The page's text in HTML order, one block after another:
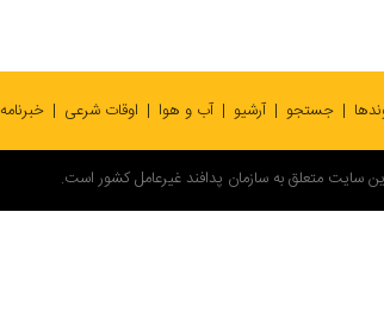
جستجو آرشیو آب و هوا اوقات شرعی خبرنامه
سایت متعلق به سازمان پدافند غیرعامل کشور است.